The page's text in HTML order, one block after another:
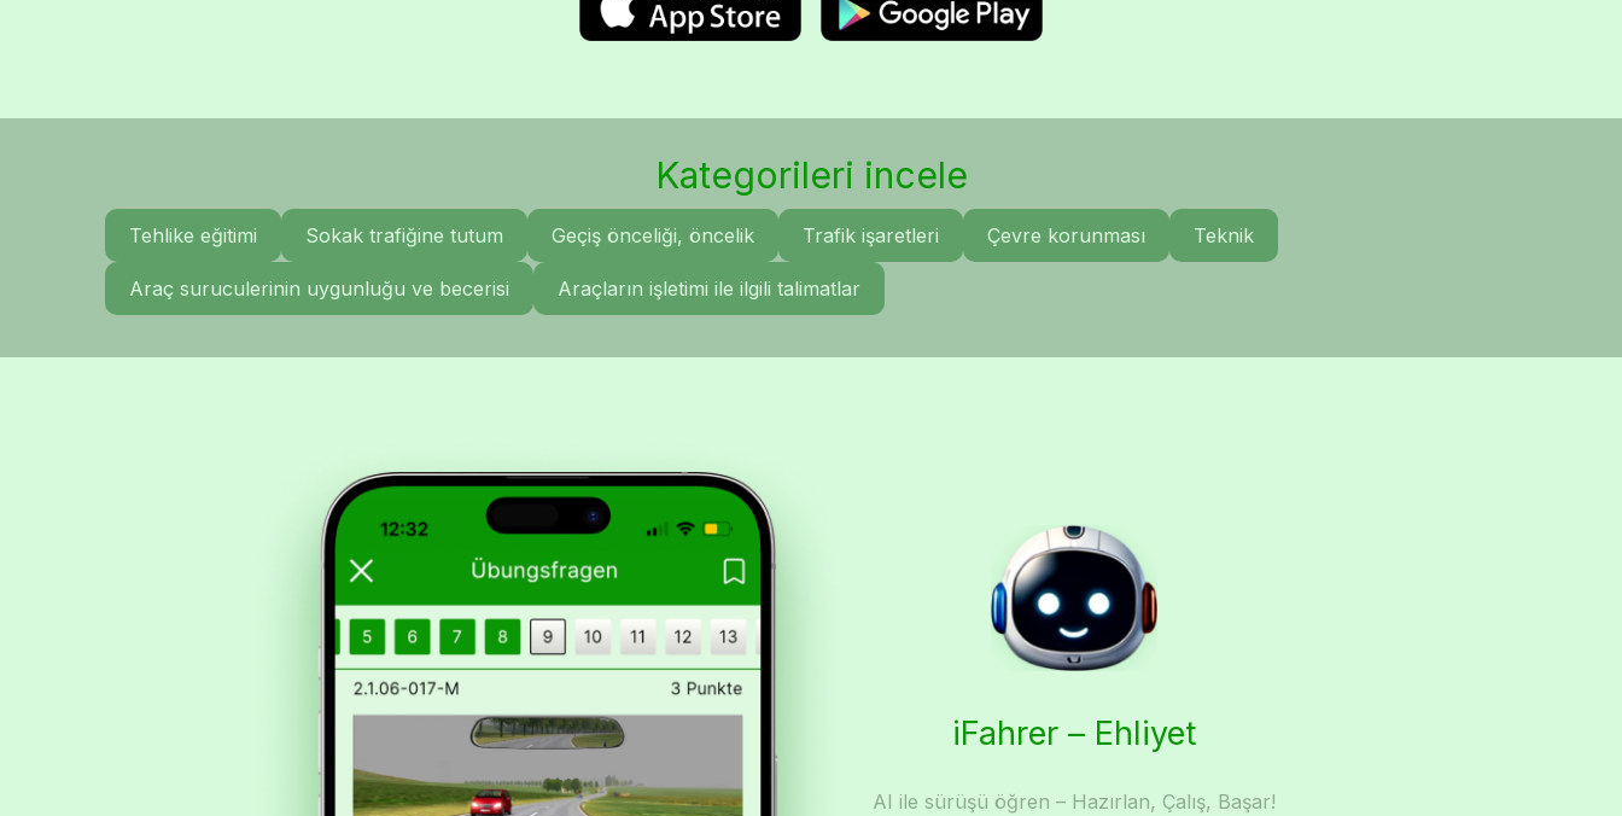
Kategorileri incele
Tehlike eğitimi Sokak trafiğine tutum Geçiş önceliği, öncelik Trafik işaretleri Çevre korunması Teknik
Araç suruculerinin uygunluğu ve becerisi Araçların işletimi ile ilgili talimatlar
iFahrer – Ehliyet
AI ile sürüşü öğren – Hazırlan, Çalış, Başar!